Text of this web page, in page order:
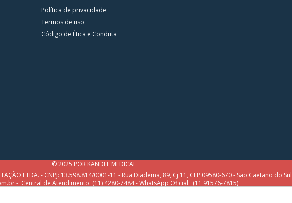
Política de privacidade
Termos de uso
Código de Ética e Conduta
© 2025 POR KANDEL MEDICAL
LTDA. - CNPJ: 13.598.814/0001-11 - Rua Diadema, 89, Cj 11, CEP 09580-670 - São Caetano do Sul
- Central de Atendimento: (11) 4280-7484 -WhatsApp Oficial: (11 91576-7815)